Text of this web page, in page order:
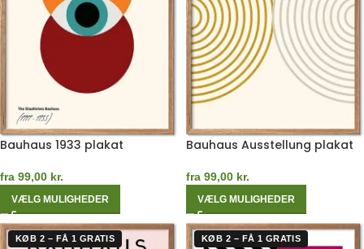
Bauhaus 1933 plakat
fra 99,00 kr.
VÆLG MULIGHEDER
Bauhaus Ausstellung plakat
fra 99,00 kr.
VÆLG MULIGHEDER
KØB 2 – FÅ 1 GRATIS KØB 2 – FÅ 1 GRATIS